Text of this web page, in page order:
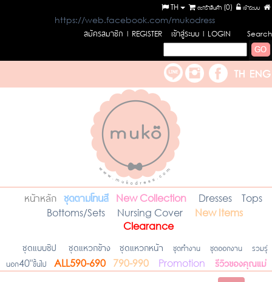
เข้าระบบ
ตะกร้าสินค้า (0)
TH
https://web.facebook.com/mukodress
สมัครสมาชิก l REGISTER เข้าสู่ระบบ l LOGIN Search
หน้าหลัก ชุดตามโทนสี New Collection Dresses
Tops
Bottoms/Sets
Nursing Cover
New Items
Clearance
ชุดแบบซิป ชุดแหวกข้าง ชุดแหวกหน้า ชุดทำงาน ชุดออกงาน
รวมรุ่
นอก40"ขึ้นไป
ALL590-690 790-990 Promotion รีวิวของคุณแม่